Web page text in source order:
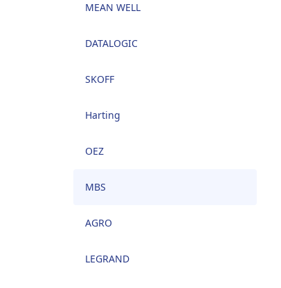
MEAN WELL
DATALOGIC
SKOFF
Harting
OEZ
MBS
AGRO
LEGRAND